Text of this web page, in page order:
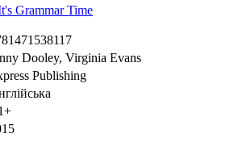
Grammar Time
Dooley, Virginia Evans
Publishing